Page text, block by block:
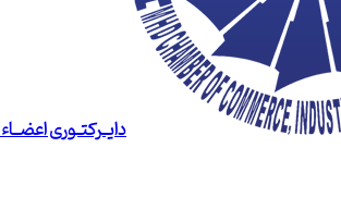
دایــرکتــوری اعضــاء